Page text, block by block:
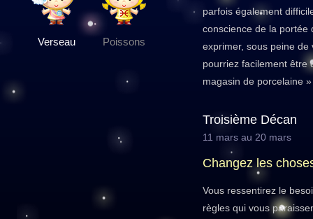
Verseau Poissons
parfois également
conscience de la portée
exprimer, sous peine de
pourriez facilement être
magasin de porcelaine
Troisième Décan
11 mars au 20 mars
Changez les
Vous ressentirez le
règles qui vous